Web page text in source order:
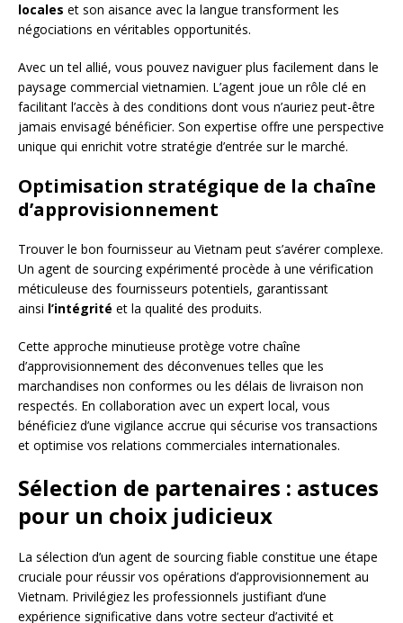
locales et son aisance avec la langue transforment les
négociations en véritables opportunités.
Avec un tel allié, vous pouvez naviguer plus facilement dans le
paysage commercial vietnamien. L’agent joue un rôle clé en
facilitant l’accès à des conditions dont vous n’auriez peut-être
jamais envisagé bénéficier. Son expertise offre une perspective
unique qui enrichit votre stratégie d’entrée sur le marché.
Optimisation stratégique de la chaîne
d’approvisionnement
Trouver le bon fournisseur au Vietnam peut s’avérer complexe.
Un agent de sourcing expérimenté procède à une vérification
méticuleuse des fournisseurs potentiels, garantissant
ainsi l’intégrité et la qualité des produits.
Cette approche minutieuse protège votre chaîne
d’approvisionnement des déconvenues telles que les
marchandises non conformes ou les délais de livraison non
respectés. En collaboration avec un expert local, vous
bénéficiez d’une vigilance accrue qui sécurise vos transactions
et optimise vos relations commerciales internationales.
Sélection de partenaires : astuces
pour un choix judicieux
La sélection d’un agent de sourcing fiable constitue une étape
cruciale pour réussir vos opérations d’approvisionnement au
Vietnam. Privilégiez les professionnels justifiant d’une
expérience significative dans votre secteur d’activité et